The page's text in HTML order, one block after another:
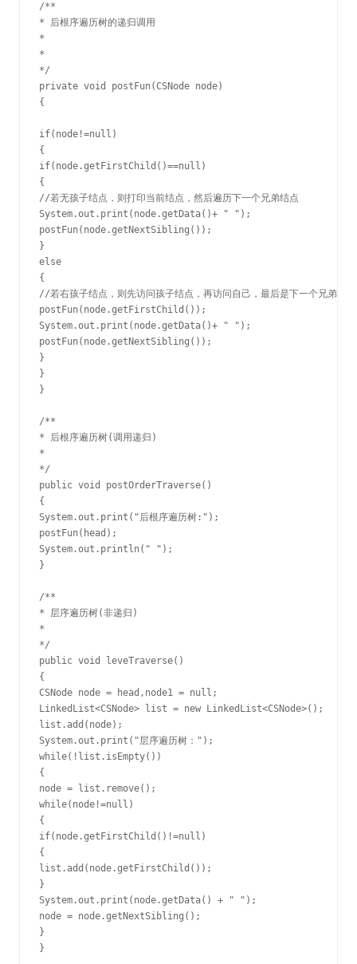
/**
* 后根序遍历树的递归调用
*
*
*/
private void postFun(CSNode node)
{
if(node!=null)
{
if(node.getFirstChild()==null)
{
//若无孩子结点，则打印当前结点，然后遍历下一个兄弟结点
System.out.print(node.getData()+ " ");
postFun(node.getNextSibling());
}
else
{
//若右孩子结点，则先访问孩子结点，再访问自己，最后是下一个兄弟节点
postFun(node.getFirstChild());
System.out.print(node.getData()+ " ");
postFun(node.getNextSibling());
}
}
}
/**
* 后根序遍历树(调用递归)
*
*/
public void postOrderTraverse()
{
System.out.print("后根序遍历树:");
postFun(head);
System.out.println(" ");
}
/**
* 层序遍历树(非递归)
*
*/
public void leveTraverse()
{
CSNode node = head,node1 = null;
LinkedList<CSNode> list = new LinkedList<CSNode>();
list.add(node);
System.out.print("层序遍历树：");
while(!list.isEmpty())
{
node = list.remove();
while(node!=null)
{
if(node.getFirstChild()!=null)
{
list.add(node.getFirstChild());
}
System.out.print(node.getData() + " ");
node = node.getNextSibling();
}
}